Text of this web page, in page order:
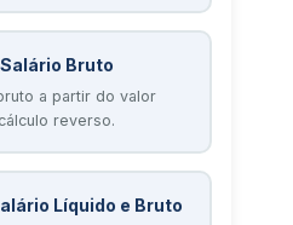
Bruto
a partir do valor
reverso.
Líquido e Bruto